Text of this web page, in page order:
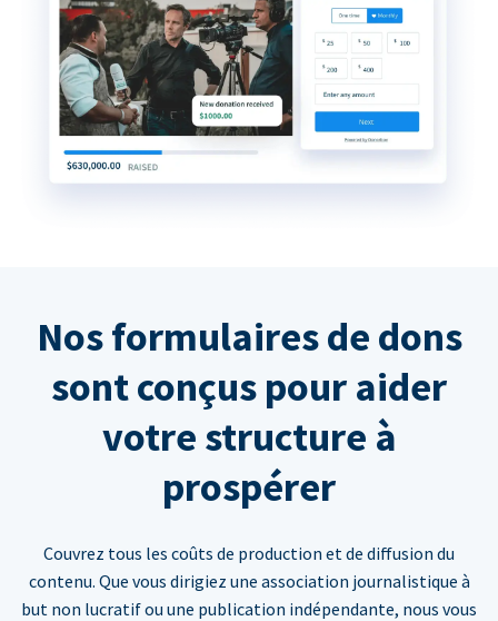
Nos formulaires de dons
sont conçus pour aider
votre structure à
prospérer
Couvrez tous les coûts de production et de diffusion du
contenu. Que vous dirigiez une association journalistique à
but non lucratif ou une publication indépendante, nous vous